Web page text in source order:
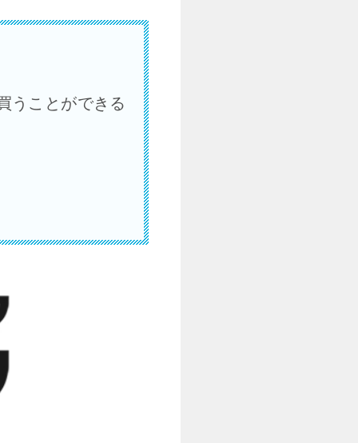
うことができる